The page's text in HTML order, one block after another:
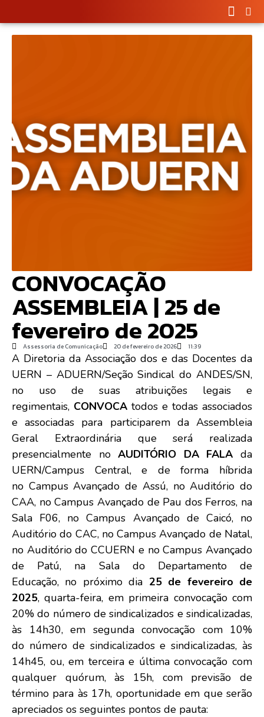
CONVOCAÇÃO
ASSEMBLEIA | 25 de
fevereiro de 2025
Assessoria de Comunicação 20 de fevereiro de 2026 11:39
A Diretoria da Associação dos e das Docentes da
UERN – ADUERN/Seção Sindical do ANDES/SN,
no uso de suas atribuições legais e
regimentais, CONVOCA todos e todas associados
e associadas para participarem da Assembleia
Geral Extraordinária que será realizada
presencialmente noAUDITÓRIO DA FALA da
UERN/Campus Central, e de forma híbrida
no Campus Avançado de Assú, no Auditório do
CAA, no Campus Avançado de Pau dos Ferros, na
Sala F06, no Campus Avançado de Caicó, no
Auditório do CAC, no Campus Avançado de Natal,
no Auditório do CCUERN e no Campus Avançado
de Patú, na Sala do Departamento de
Educação, no próximo dia 25 de fevereiro de
2025, quarta-feira, em primeira convocação com
20% do número de sindicalizados e sindicalizadas,
às 14h30, em segunda convocação com 10%
do número de sindicalizados e sindicalizadas, às
14h45, ou, em terceira e última convocação com
qualquer quórum, às 15h, com previsão de
término para às 17h, oportunidade em que serão
apreciados os seguintes pontos de pauta: